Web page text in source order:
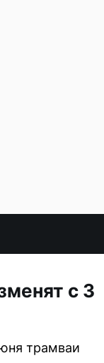
с 3
трамваи